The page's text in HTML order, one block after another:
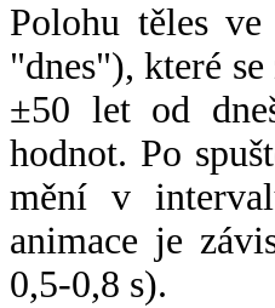
Polohu těles
"dnes"), které
±50 let od
hodnot. Po
mění v
animace je
0,5-0,8 s).